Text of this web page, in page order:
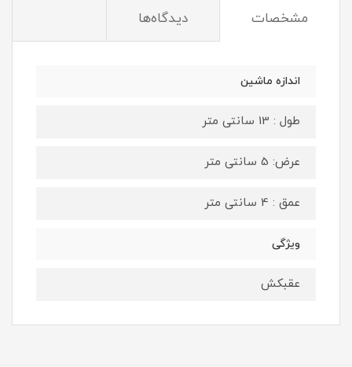
مشخصات دیدگاه‌ها
اندازه ماشین
طول : 13 سانتی متر
عرض: 5 سانتی متر
عمق : 4 سانتی متر
ویژگی
عقبکش